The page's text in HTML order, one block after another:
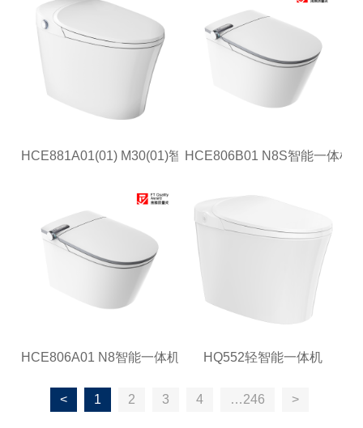
HCE881A01(01) M30(01)智能一体机HCE806B01 N8S智能一体机
HCE806A01 N8智能一体机 HQ552轻智能一体机
< 1 2 3 4 …246 >